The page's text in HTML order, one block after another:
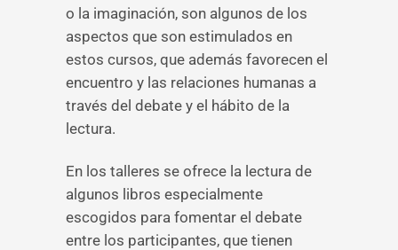
o la imaginación, son algunos de los
aspectos que son estimulados en
estos cursos, que además favorecen el
encuentro y las relaciones humanas a
través del debate y el hábito de la
lectura.
En los talleres se ofrece la lectura de
algunos libros especialmente
escogidos para fomentar el debate
entre los participantes, que tienen